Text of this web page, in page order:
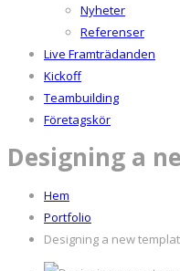
Nyheter
Referenser
Live Framträdanden
Kickoff
Teambuilding
Företagskör
Designing a
Hem
Portfolio
Designing a new